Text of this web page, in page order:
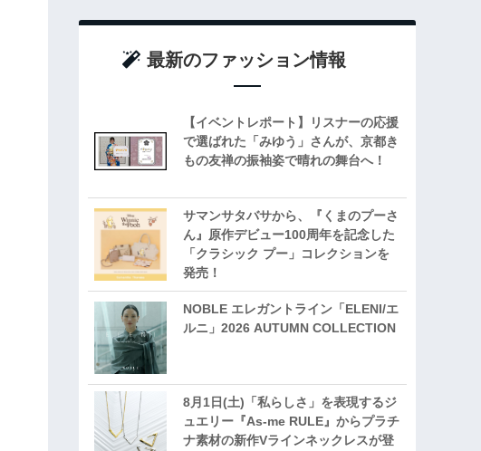
最新のファッション情報
【イベントレポート】リスナーの応援
で選ばれた「みゆう」さんが、京都き
もの友禅の振袖姿で晴れの舞台へ！
サマンサタバサから、『くまのプーさ
ん』原作デビュー100周年を記念した
「クラシック プー」コレクションを
発売！
NOBLE エレガントライン「ELENI/エ
ルニ」2026 AUTUMN COLLECTION
8月1日(土)「私らしさ」を表現するジ
ュエリー『As-me RULE』からプラチ
ナ素材の新作Vラインネックレスが登